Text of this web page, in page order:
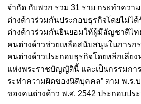
จำกัด กับพวก รวม 31 ราย กระทำควา
ต่างด้าวร่วมกันประกอบธุรกิจโดยไม่ไ
ต่างด้าวร่วมกันยินยอมให้ผู้มีสัญชาติไ
คนต่างด้าวช่วยเหลือสนับสนุนในการก
คนต่างด้าวประกอบธุรกิจโดยหลีกเลี่ย
แห่งพระราชบัญญัตินี้ และเป็นกรรมการ
ระทำความผิดของนิติบุคคล” ตาม พ.ร.
ของคนต่างด้าว พ.ศ. 2542 ประกอบปร